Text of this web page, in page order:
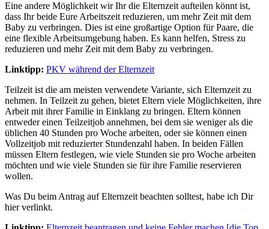
Eine andere Möglichkeit wir Ihr die Elternzeit aufteilen könnt ist,
dass Ihr beide Eure Arbeitszeit reduzieren, um mehr Zeit mit dem
Baby zu verbringen. Dies ist eine großartige Option für Paare, die
eine flexible Arbeitsumgebung haben. Es kann helfen, Stress zu
reduzieren und mehr Zeit mit dem Baby zu verbringen.
Linktipp: PKV während der Elternzeit
Teilzeit ist die am meisten verwendete Variante, sich Elternzeit zu
nehmen. In Teilzeit zu gehen, bietet Eltern viele Möglichkeiten, ihre
Arbeit mit ihrer Familie in Einklang zu bringen. Eltern können
entweder einen Teilzeitjob annehmen, bei dem sie weniger als die
üblichen 40 Stunden pro Woche arbeiten, oder sie können einen
Vollzeitjob mit reduzierter Stundenzahl haben. In beiden Fällen
müssen Eltern festlegen, wie viele Stunden sie pro Woche arbeiten
möchten und wie viele Stunden sie für ihre Familie reservieren
wollen.
Was Du beim Antrag auf Elternzeit beachten solltest, habe ich Dir
hier verlinkt.